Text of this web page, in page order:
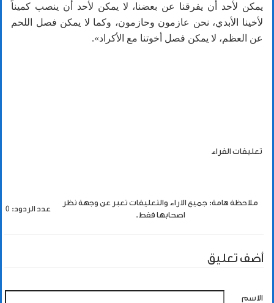
يمكن لأحد أن يفرقنا عن بعضنا، لا يمكن لأحد أن ينصب كميناً
لأخينا الأبدي، نحن عازمون وحازمون، وكما لا يمكن فصل اللحم
عن العظم، لا يمكن فصل أخوتنا مع الأكراد».
تعليقات القراء
ملاحظة هامة: جميع الاراء والتعليقات تعبر عن وجهة نظر
اصحابها فقط.
عدد الردود: 0
أضف تعليق
الاسم